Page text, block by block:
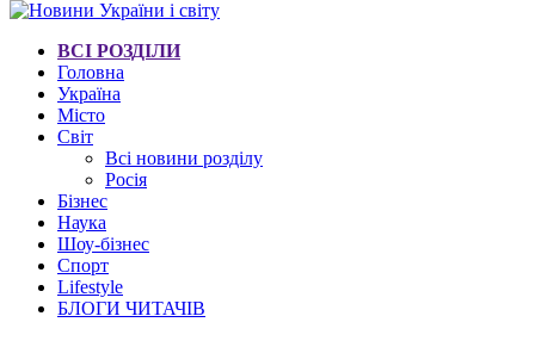
ВСІ РОЗДІЛИ
Головна
Україна
Місто
Світ
Всі новини розділу
Росія
Бізнес
Наука
Шоу-бізнес
Спорт
Lifestyle
БЛОГИ ЧИТАЧІВ